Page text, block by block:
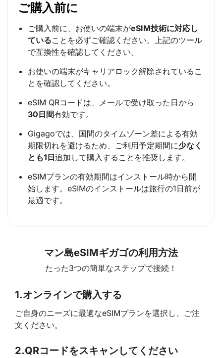
ご購入前に
ご購入前に、お使いの端末がeSIM技術に対応し
ていることを必ずご確認ください。上記のツール
で互換性を確認してください。
お使いの端末がキャリアロック解除されているこ
とを確認してください。
eSIM QRコードは、メールで受け取った日から
30日間有効です。
Gigagoでは、国間のタイムゾーン差による有効
期限切れを避けるため、ご利用予定期間に少なく
とも1日追加して購入することを推奨します。
eSIMプランの有効期間はインストール時から開
始します。eSIMのインストールは旅行の1日前が
最適です。
マン島eSIMギガゴの利用方法
たった3つの簡単なステップで接続！
1.オンラインで購入する
ご自身のニーズに最適なeSIMプランを選択し、ご注
文ください。
2.QRコードをスキャンしてください